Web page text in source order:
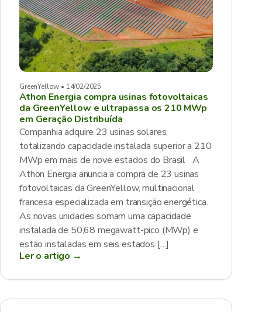
GreenYellow • 14/02/2025
Athon Energia compra usinas fotovoltaicas
da GreenYellow e ultrapassa os 210 MWp
em Geração Distribuída
Companhia adquire 23 usinas solares,
totalizando capacidade instalada superior a 210
MWp em mais de nove estados do Brasil A
Athon Energia anuncia a compra de 23 usinas
fotovoltaicas da GreenYellow, multinacional
francesa especializada em transição energética.
As novas unidades somam uma capacidade
instalada de 50,68 megawatt-pico (MWp) e
estão instaladas em seis estados […]
Ler o artigo →